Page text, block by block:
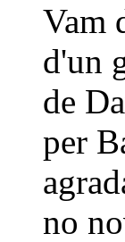
Vam
d'un
de
per
no